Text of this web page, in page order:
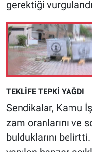
gerektiği
TEKLİFE TEPKİ YAĞDI
Sendikalar, Kamu
zam oranlarını ve
bulduklarını
Sağlık
Spor
Teknoloji
Türkiye'nin
Türkiye'nin